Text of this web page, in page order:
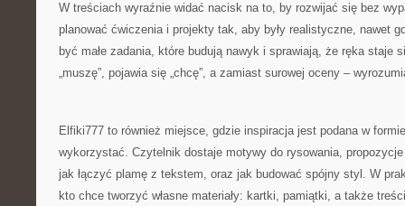
W treściach wyraźnie widać nacisk na to, by rozwijać się bez
planować ćwiczenia i projekty tak, aby były realistyczne, nawet
być małe zadania, które budują nawyk i sprawiają, że ręka staje
„muszę”, pojawia się „chcę”, a zamiast surowej oceny –
Elfiki777 to również miejsce, gdzie inspiracja jest podana w
wykorzystać. Czytelnik dostaje motywy do rysowania,
jak łączyć plamę z tekstem, oraz jak budować spójny styl. W
kto chce tworzyć własne materiały: kartki, pamiątki, a także